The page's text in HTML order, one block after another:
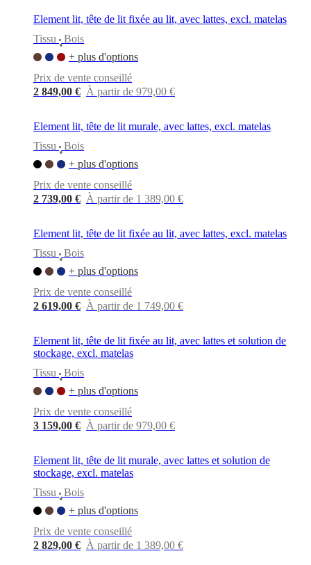
Element lit, tête de lit fixée au lit, avec lattes, excl. matelas
Tissu
•
Bois
+ plus d'options
Prix de vente conseillé
2 849,00 € À partir de 979,00 €
Element lit, tête de lit murale, avec lattes, excl. matelas
Tissu
•
Bois
+ plus d'options
Prix de vente conseillé
2 739,00 € À partir de 1 389,00 €
Element lit, tête de lit fixée au lit, avec lattes, excl. matelas
Tissu
•
Bois
+ plus d'options
Prix de vente conseillé
2 619,00 € À partir de 1 749,00 €
Element lit, tête de lit fixée au lit, avec lattes et solution de
stockage, excl. matelas
Tissu
•
Bois
+ plus d'options
Prix de vente conseillé
3 159,00 € À partir de 979,00 €
Element lit, tête de lit murale, avec lattes et solution de
stockage, excl. matelas
Tissu
•
Bois
+ plus d'options
Prix de vente conseillé
2 829,00 € À partir de 1 389,00 €